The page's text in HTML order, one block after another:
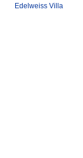
Edelweiss Villa